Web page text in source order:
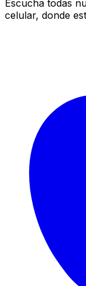
Escucha todas
celular, donde